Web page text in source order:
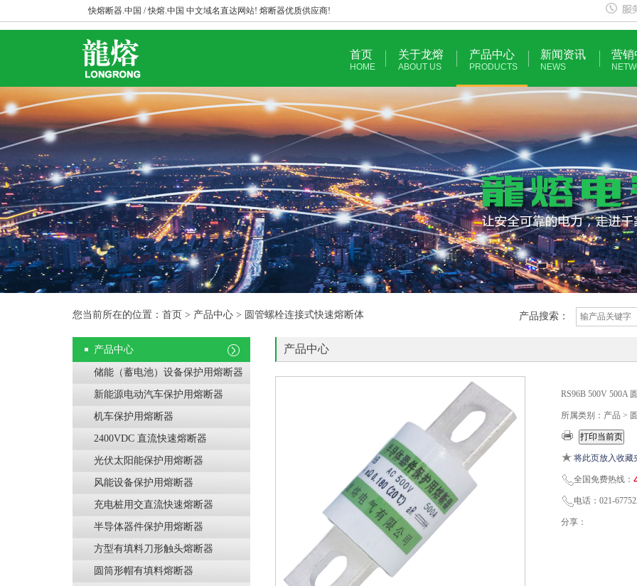
快熔断器.中国 / 快熔.中国 中文域名直达网站! 熔断器优质供应商!
首页
HOME
关于龙熔
ABOUT US
产品中心
PRODUCTS
新闻资讯
NEWS
营销
您当前所在的位置：首页 > 产品中心 > 圆管螺栓连接式快速熔断体 产品搜索：
产品中心
储能（蓄电池）设备保护用熔断器
新能源电动汽车保护用熔断器
机车保护用熔断器
2400VDC 直流快速熔断器
光伏太阳能保护用熔断器
风能设备保护用熔断器
充电桩用交直流快速熔断器
半导体器件保护用熔断器
方型有填料刀形触头熔断器
圆筒形帽有填料熔断器
产品中心
RS96B 500V 500A
所属类别：产品 >
将此页放入收藏
全国免费热线：
电话：021-
分享：